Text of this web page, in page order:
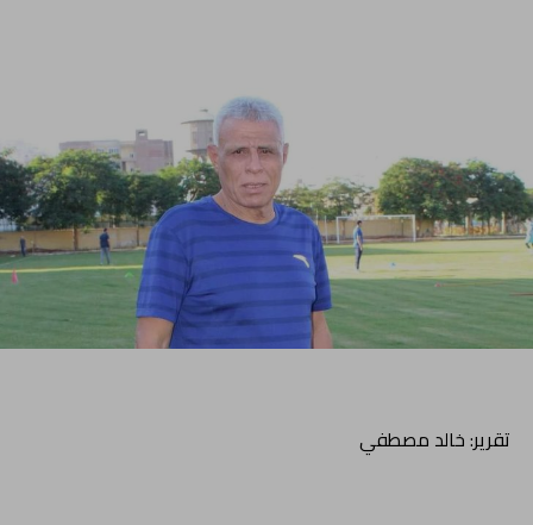
تقرير: خالد مصطفي